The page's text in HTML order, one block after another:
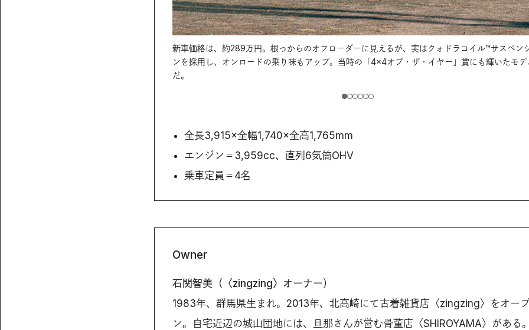
新車価格は、約289万円。根っからのオフローダーに見えるが、実はクォドラコイル™サスペン
ンを採用し、オンロードの乗り味もアップ。当時の「4×4オブ・ザ・イヤー」賞にも輝いたモデ
だ。
全長3,915×全幅1,740×全高1,765mm
エンジン＝3,959cc、直列6気筒OHV
乗車定員＝4名
Owner
石関智美（〈zingzing〉オーナー）
1983年、群馬県生まれ。2013年、北高崎にて古着雑貨店〈zingzing〉をオー
ン。自宅近辺の城山団地には、旦那さんが営む骨董店〈SHIROYAMA〉がある。